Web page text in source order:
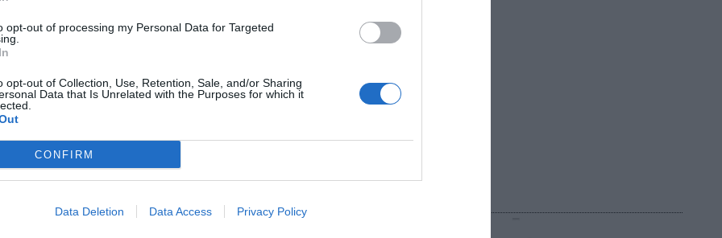
opt-out of processing my Personal Data for Targeted
opt-out of Collection, Use, Retention, Sale, and/or Sharing
Data that Is Unrelated with the Purposes for which it
CONFIRM
Data Deletion Data Access Privacy Policy
o únete gratis como Simpatizante para leer este contenido!